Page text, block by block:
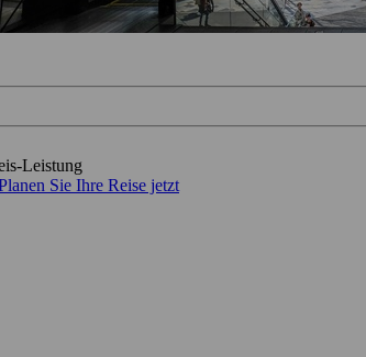
Leistung
Sie Ihre Reise jetzt